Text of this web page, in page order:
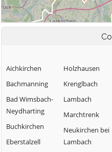
Aichkirchen
Bachmanning
Bad Wimsbach-
Neydharting
Buchkirchen
Eberstalzell
Holzhausen
Krenglbach
Lambach
Marchtrenk
Neukirchen bei
Lambach